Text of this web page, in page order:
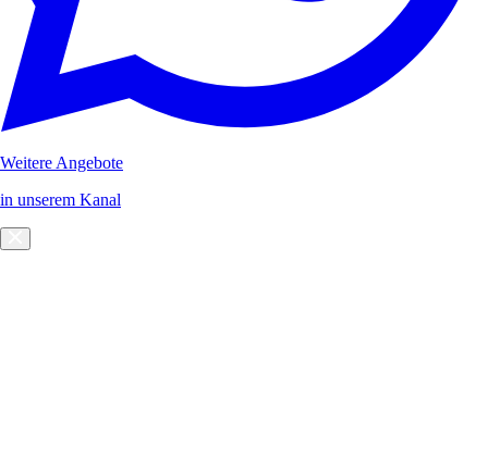
Weitere Angebote
in unserem Kanal